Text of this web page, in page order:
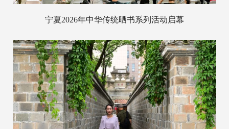
宁夏2026年中华传统晒书系列活动启幕